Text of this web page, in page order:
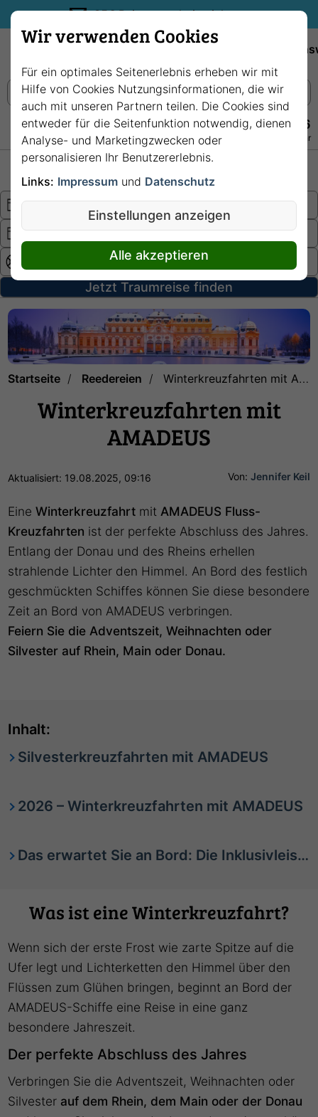
35€ Reisegutschein sichern.
+49 228 3875 7256
Persönlich · Kostenlos · Täglich 08–22 Uhr
Jetzt Traumreise finden
Startseite Reedereien Winterkreuzfahrten mit AMADEUS
Winterkreuzfahrten mit
AMADEUS
Von: Jennifer Keil
Aktualisiert: 19.08.2025, 09:16
EineWinterkreuzfahrt mit AMADEUS Fluss-
Kreuzfahrten ist der perfekte Abschluss des Jahres.
Entlang der Donau und des Rheins erhellen
strahlende Lichter den Himmel. An Bord des festlich
geschmückten Schiffes können Sie diese besondere
Zeit an Bord von AMADEUS verbringen.
Feiern Sie die Adventszeit, Weihnachten oder
Silvester auf Rhein, Main oder Donau.
Inhalt:
Silvesterkreuzfahrten mit AMADEUS
2026 – Winterkreuzfahrten mit AMADEUS
Das erwartet Sie an Bord: Die Inklusivleistungen
Was ist eine Winterkreuzfahrt?
Wenn sich der erste Frost wie zarte Spitze auf die
Ufer legt und Lichterketten den Himmel über den
Flüssen zum Glühen bringen, beginnt an Bord der
AMADEUS-Schiffe eine Reise in eine ganz
besondere Jahreszeit.
Der perfekte Abschluss des Jahres
Verbringen Sie die Adventszeit, Weihnachten oder
Silvester auf dem Rhein, dem Main oder der Donau
Wir verwenden Cookies
Für ein optimales Seitenerlebnis erheben wir mit
Hilfe von Cookies Nutzungsinformationen, die wir
auch mit unseren Partnern teilen. Die Cookies sind
entweder für die Seitenfunktion notwendig, dienen
Analyse- und Marketingzwecken oder
personalisieren Ihr Benutzererlebnis.
Links: Impressum und Datenschutz
Einstellungen anzeigen
Alle akzeptieren